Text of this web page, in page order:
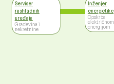
Serviser
rashladnih
uređaja
Građevina i
nekretnine
Inženjer
energetike
Opskrba
električnom
energijom